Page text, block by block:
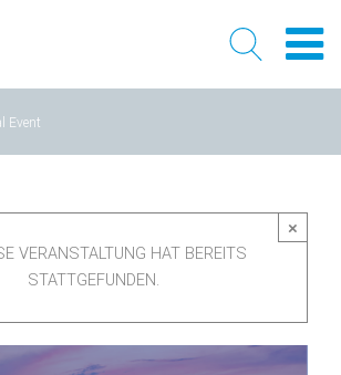
Event
×
VERANSTALTUNG HAT BEREITS
STATTGEFUNDEN.